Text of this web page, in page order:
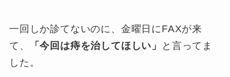
一回しか診てないのに、金曜日にFAXが来
て、
「今回は痔を治してほしい」
と言ってま
した。